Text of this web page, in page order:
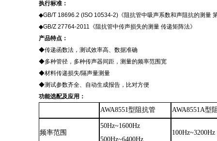
执行标准 ：
◆GB/T 18696.2 (ISO 10534-2)《阻抗管中吸声系数和声阻抗的测量
◆GB/Z 27764-2011《阻抗管中传声损失的测量 传递矩阵法》
产品特点 ：
◆传递函数法，测试效率高、数据准确
◆多种管径，多种传声器间距，测量的频率范围宽
◆材料传递损失/隔声量测量
◆测试参数齐全、自动生成报告，比对方便
功能选配及应用 ：
AWA8551型阻抗管 AWA8551A型
频率范围
50Hz~1600Hz
500Hz~6400Hz
100Hz~3200Hz